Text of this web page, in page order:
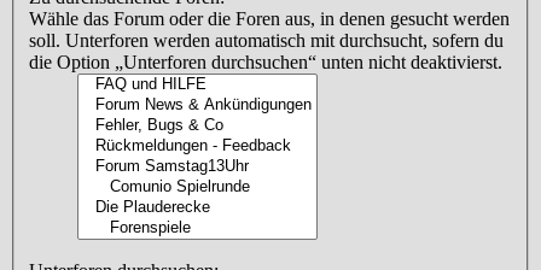
Wähle das Forum oder die Foren aus, in denen gesucht werden
soll. Unterforen werden automatisch mit durchsucht, sofern du
die Option „Unterforen durchsuchen“ unten nicht deaktivierst.